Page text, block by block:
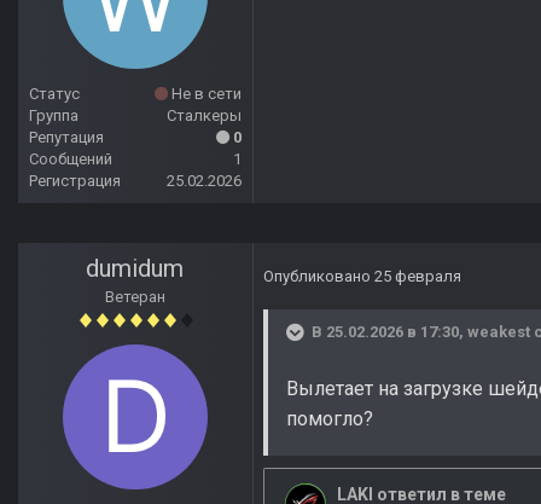
Статус
Не в сети
Группа
Сталкеры
Репутация
0
Сообщений
1
Регистрация
25.02.2026
dumidum
Ветеран
Опубликовано 25 февраля
В 25.02.2026 в 17:30, weakest
Вылетает на загрузке
помогло?